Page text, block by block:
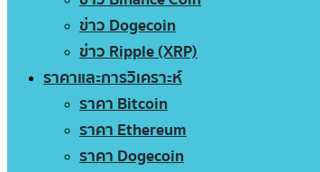
ข่าว Dogecoin
ข่าว Ripple (XRP)
ราคาและการวิเคราะห์
ราคา Bitcoin
ราคา Ethereum
ราคา Dogecoin